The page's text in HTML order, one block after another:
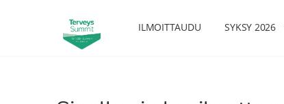
ILMOITTAUDU SYKSY 2026